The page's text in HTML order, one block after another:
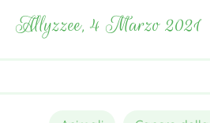
Allyzzee, 4 Marzo 2021